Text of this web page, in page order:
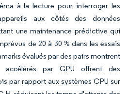
à la lecture pour interroger les
aux côtés des données
une maintenance prédictive qui
de 20 à 30 % dans les essais
évalués par des pairs montrent
par GPU offrent des
par rapport aux systèmes CPU sur